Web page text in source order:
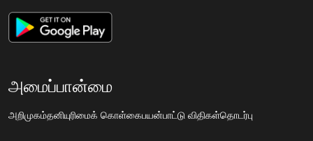
அமைப்பான்மை
அறிமுகம்தனியுரிமைக் கொள்கைபயன்பாட்டு விதிகள்தொடர்பு